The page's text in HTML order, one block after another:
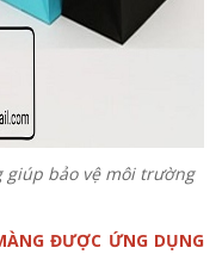
giúp bảo vệ môi trường
ĐƯỢC ỨNG DỤNG